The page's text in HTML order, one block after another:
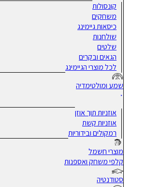
קונסולות
משחקים
כיסאות גיימינג
שולחנות
שלטים
הגאים ובקרים
לכל מוצרי הגיימינג
שמע ומולטימדיה
אוזניות תוך אוזן
אוזניות קשת
רמקולים ובידוריות
מוצרי חשמל
קלפי משחק ואספנות
סטודנטיה